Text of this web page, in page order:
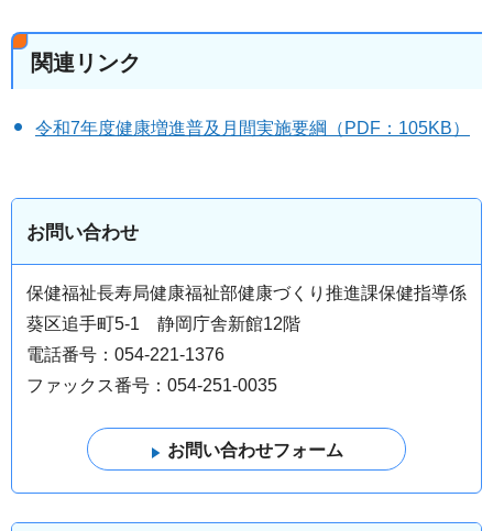
関連リンク
令和7年度健康増進普及月間実施要綱（PDF：105KB）
お問い合わせ
保健福祉長寿局健康福祉部健康づくり推進課保健指導係
葵区追手町5-1 静岡庁舎新館12階
電話番号：054-221-1376
ファックス番号：054-251-0035